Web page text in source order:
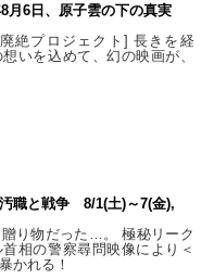
月6日、原子雲の下の真実
絶プロジェクト] 長きを経
いを込めて、幻の映画が、
職と戦争 8/1(土)～7(金),
り物だった…。 極秘リーク
相の警察尋問映像により＜
かれる！